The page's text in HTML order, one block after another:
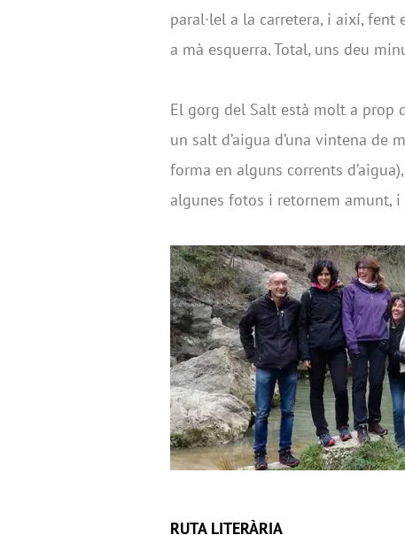
paral·lel a la carretera, i així,
a mà esquerra. Total, uns deu
El gorg del Salt està molt a prop
un salt d’aigua d’una vintena de
forma en alguns corrents
algunes fotos i retornem amunt,
RUTA LITERÀRIA